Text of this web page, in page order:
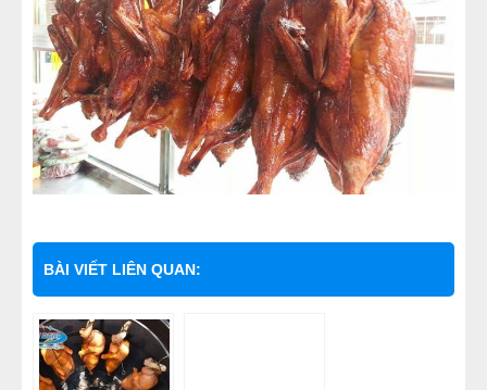
BÀI VIẾT LIÊN QUAN: